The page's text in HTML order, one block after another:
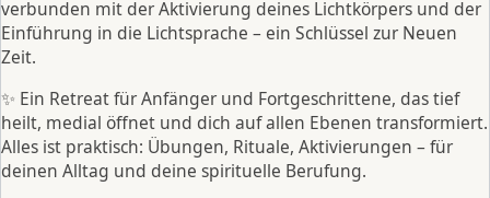
verbunden mit der Aktivierung deines Lichtkörpers und der
Einführung in die Lichtsprache – ein Schlüssel zur Neuen
Zeit.
✨ Ein Retreat für Anfänger und Fortgeschrittene, das tief
heilt, medial öffnet und dich auf allen Ebenen transformiert.
Alles ist praktisch: Übungen, Rituale, Aktivierungen – für
deinen Alltag und deine spirituelle Berufung.